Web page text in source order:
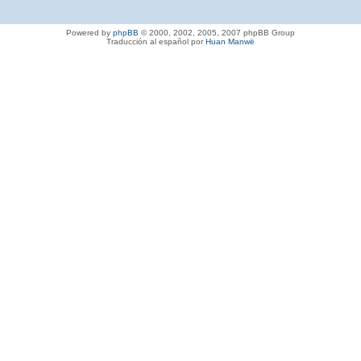
Powered by phpBB © 2000, 2002, 2005, 2007 phpBB Group
Traducción al español porHuan Manwë